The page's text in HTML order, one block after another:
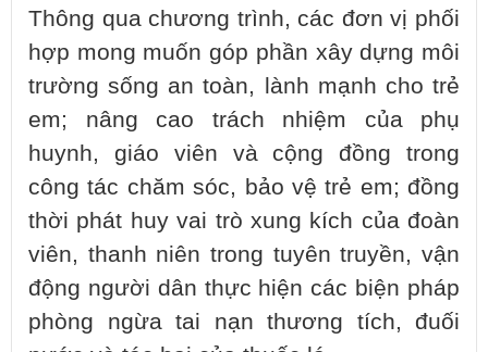
Thông qua chương trình, các đơn vị phối
hợp mong muốn góp phần xây dựng môi
trường sống an toàn, lành mạnh cho trẻ
em; nâng cao trách nhiệm của phụ
huynh, giáo viên và cộng đồng trong
công tác chăm sóc, bảo vệ trẻ em; đồng
thời phát huy vai trò xung kích của đoàn
viên, thanh niên trong tuyên truyền, vận
động người dân thực hiện các biện pháp
phòng ngừa tai nạn thương tích, đuối